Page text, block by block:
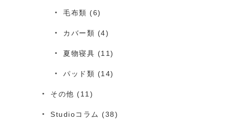
毛布類 (6)
カバー類 (4)
夏物寝具 (11)
パッド類 (14)
その他 (11)
Studioコラム (38)